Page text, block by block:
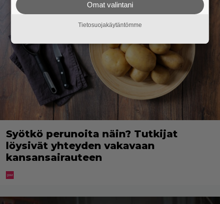
Syötkö perunoita näin? Tutkijat
löysivät yhteyden vakavaan
kansansairauteen
Omat valintani
Tietosuojakäytäntömme